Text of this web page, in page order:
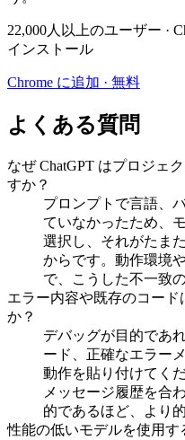
22,000人以上のユーザー ·
インストール
Chrome に追加 · 無料
よくある質問
なぜ ChatGPT はプロジェ
すか？
プロンプトで言語、
ていなかったため、
選択し、それがたま
からです。動作環境
で、こうした不一致
エラー内容や既存のコー
か？
デバッグが目的であ
ード、正確なエラー
動作を貼り付けてく
メッセージ履歴を合
的であるほど、より
性能の低いモデルを使用す